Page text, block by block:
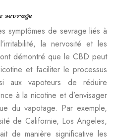
sevrage
symptômes de sevrage liés à
la nervosité et les
démontré que le CBD peut
et faciliter le processus
aux vapoteurs de réduire
à la nicotine et d’envisager
du vapotage. Par exemple,
de Californie, Los Angeles,
de manière significative les